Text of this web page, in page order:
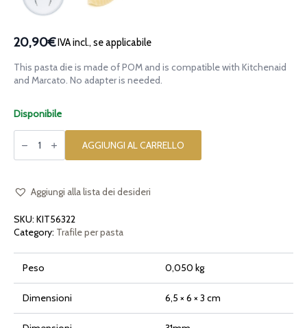
20,90€IVA incl., se applicabile
This pasta die is made of POM and is compatible with Kitchenaid
and Marcato. No adapter is needed.
Disponibile
Trafila
Gnocco
per
AGGIUNGI AL CARRELLO
Aggiungi alla lista dei desideri
SKU: KIT56322
Category: Trafile per pasta
Peso 0,050 kg
Dimensioni 6,5 × 6 × 3 cm